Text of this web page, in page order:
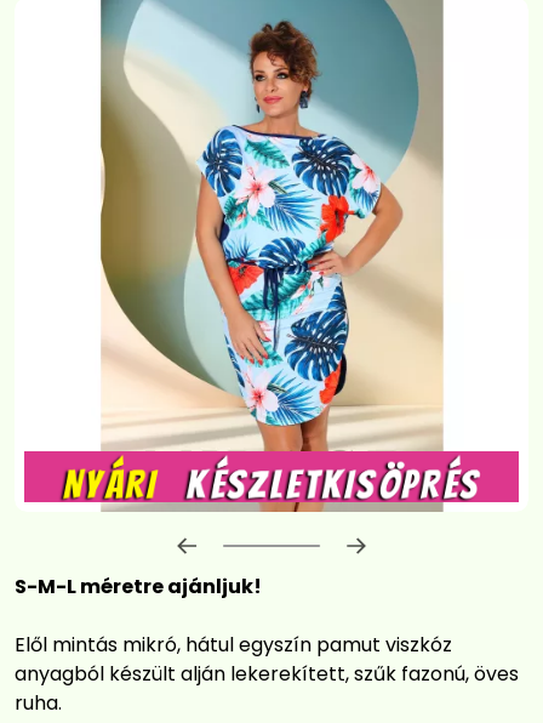
Előrehaladás:
S-M-L méretre ajánljuk!
Elől mintás mikró, hátul egyszín pamut viszkóz
anyagból készült alján lekerekített, szűk fazonú, öves
ruha.